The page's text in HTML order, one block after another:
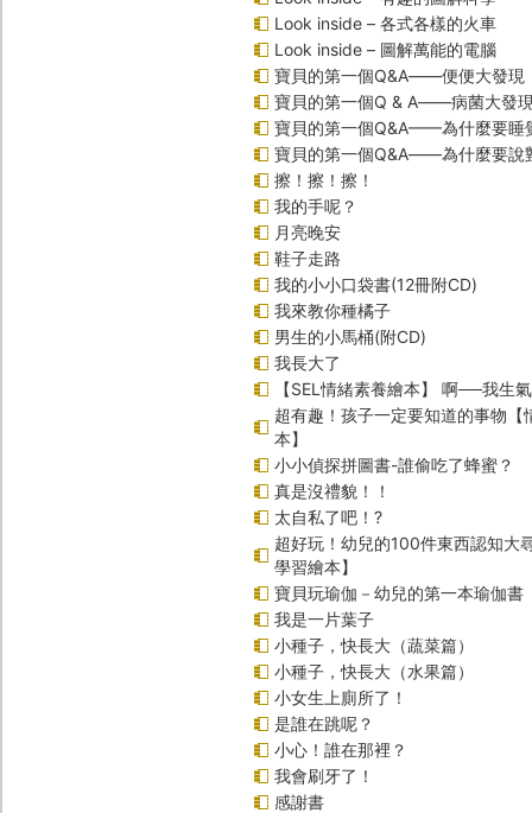
Look inside – 各式各樣的火車
Look inside – 圖解萬能的電腦
寶貝的第一個Q&A――便便大發現
寶貝的第一個Q & A――病菌大發
寶貝的第一個Q&A——為什麼要睡
寶貝的第一個Q&A――為什麼要說
擦！擦！擦！
我的手呢？
月亮晚安
鞋子走路
我的小小口袋書(12冊附CD)
我來教你種橘子
男生的小馬桶(附CD)
我長大了
【SEL情緒素養繪本】 啊──我生
超有趣！孩子一定要知道的事物【
本】
小小偵探拼圖書-誰偷吃了蜂蜜？
真是沒禮貌！！
太自私了吧！?
超好玩！幼兒的100件東西認知大
學習繪本】
寶貝玩瑜伽－幼兒的第一本瑜伽書
我是一片葉子
小種子，快長大（蔬菜篇）
小種子，快長大（水果篇）
小女生上廁所了！
是誰在跳呢？
小心！誰在那裡？
我會刷牙了！
感謝書